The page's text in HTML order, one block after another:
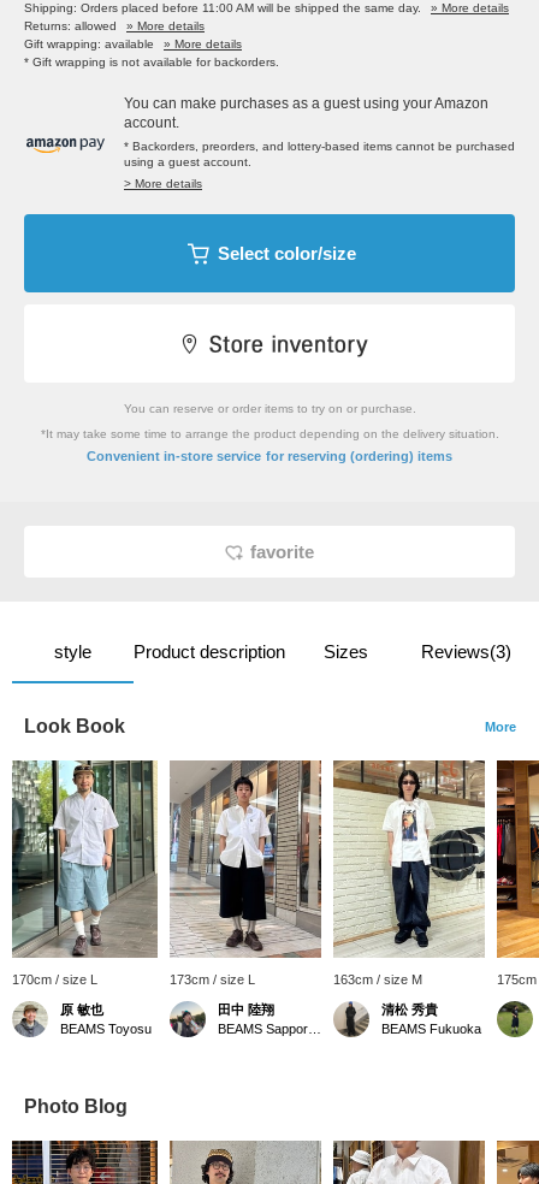
Shipping: Orders placed before 11:00 AM will be shipped the same day.
» More details
Returns: allowed
» More details
Gift wrapping: available
» More details
* Gift wrapping is not available for backorders.
You can make purchases as a guest using your Amazon
account.
* Backorders, preorders, and lottery-based items cannot be purchased
using a guest account.
> More details
Select color/size
You can reserve or order items to try on or purchase.
*It may take some time to arrange the product depending on the delivery situation.
Convenient in-store service for reserving (ordering) items
favorite
style Product description Sizes Reviews(3)
Look Book More
170cm / size L
原 敏也
BEAMS Toyosu
173cm / size L
田中 陸翔
163cm / size M
清松 秀貴
BEAMS Fukuoka
Photo Blog